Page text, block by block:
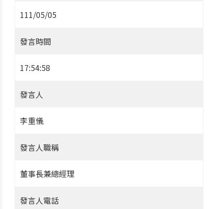
111/05/05
發言時間
17:54:58
發言人
李重儀
發言人職稱
董事長兼總經理
發言人電話